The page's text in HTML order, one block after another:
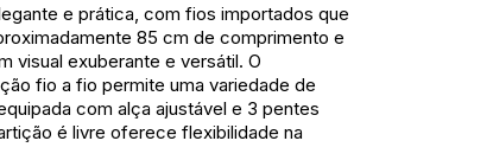
e prática, com fios importados que
85 cm de comprimento e
visual exuberante e versátil. O
fio a fio permite uma variedade de
com alça ajustável e 3 pentes
é livre oferece flexibilidade na